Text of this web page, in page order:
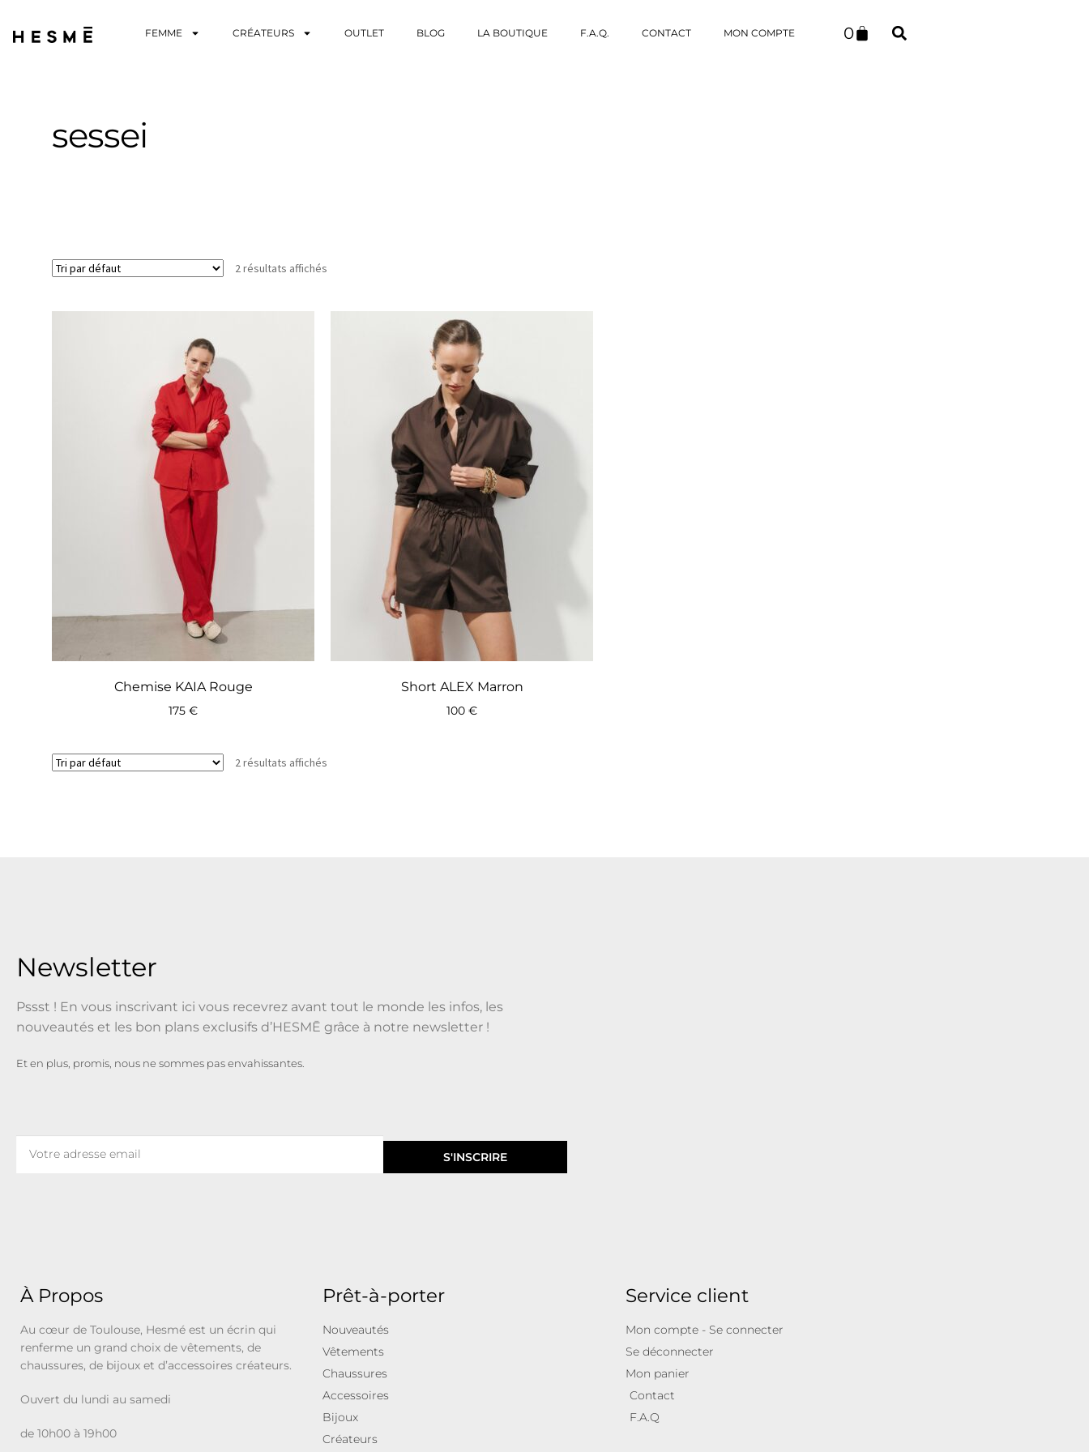
FEMME CRÉATEURS OUTLET BLOG LA BOUTIQUE F.A.Q. CONTACT MON COMPTE 0
sessei
2 résultats affichés
Chemise KAIA Rouge
175 €
Short ALEX Marron
100 €
2 résultats affichés
Newsletter
Pssst ! En vous inscrivant ici vous recevrez avant tout le monde les infos, les
nouveautés et les bon plans exclusifs d’HESMĒ grâce à notre newsletter !
Et en plus, promis, nous ne sommes pas envahissantes.
S'INSCRIRE
À Propos
Au cœur de Toulouse, Hesmé est un écrin qui
renferme un grand choix de vêtements, de
chaussures, de bijoux et d’accessoires créateurs.
Ouvert du lundi au samedi
de 10h00 à 19h00
Prêt-à-porter
Nouveautés
Vêtements
Chaussures
Accessoires
Bijoux
Créateurs
Service client
Mon compte - Se connecter
Se déconnecter
Mon panier
Contact
F.A.Q